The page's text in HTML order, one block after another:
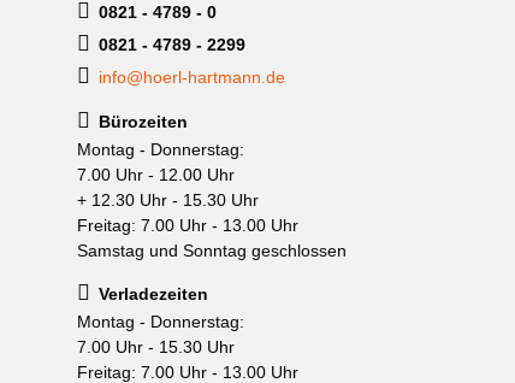
0821 - 4789 - 0
0821 - 4789 - 2299
info@hoerl-hartmann.de
Bürozeiten
Montag - Donnerstag:
7.00 Uhr - 12.00 Uhr
+ 12.30 Uhr - 15.30 Uhr
Freitag: 7.00 Uhr - 13.00 Uhr
Samstag und Sonntag geschlossen
Verladezeiten
Montag - Donnerstag:
7.00 Uhr - 15.30 Uhr
Freitag: 7.00 Uhr - 13.00 Uhr